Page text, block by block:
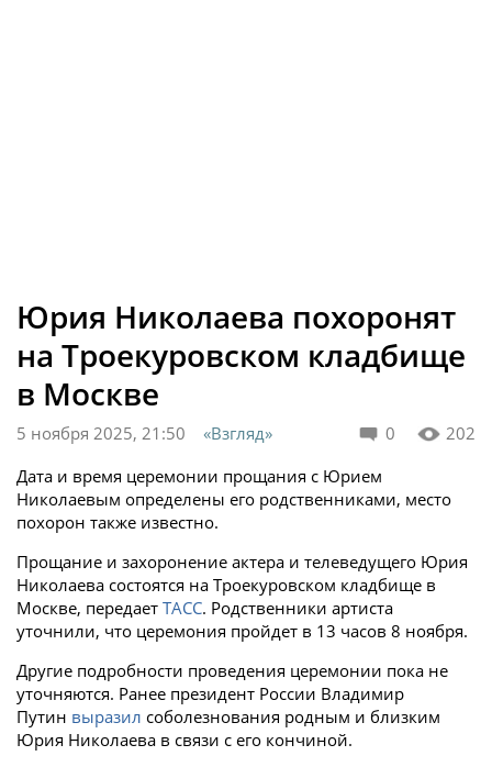
Юрия Николаева похоронят
на Троекуровском кладбище
в Москве
0 202
5 ноября 2025, 21:50
«Взгляд»
Дата и время церемонии прощания с Юрием
Николаевым определены его родственниками, место
похорон также известно.
Прощание и захоронение актера и телеведущего Юрия
Николаева состоятся на Троекуровском кладбище в
Москве, передает ТАСС. Родственники артиста
уточнили, что церемония пройдет в 13 часов 8 ноября.
Другие подробности проведения церемонии пока не
уточняются. Ранее президент России Владимир
Путин выразил соболезнования родным и близким
Юрия Николаева в связи с его кончиной.